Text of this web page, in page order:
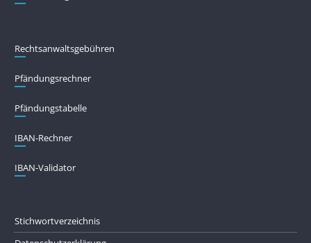
Rechtsanwaltsgebühren
Pfändungs­rechner
Pfändungs­tabelle
IBAN-Rechner
IBAN-Validator
Stichwortverzeichnis